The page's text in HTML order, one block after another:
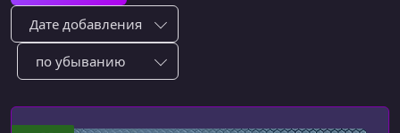
Сортировка по:
Сотировать по: